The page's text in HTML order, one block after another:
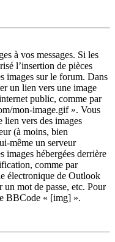
à vos messages. Si les
l’insertion de pièces
images sur le forum. Dans
un lien vers une image
public, comme par
mon-image.gif ». Vous
lien vers des images
(à moins, bien
même un serveur
images hébergées derrière
comme par
électronique de Outlook
un mot de passe, etc. Pour
BBCode « [img] ».